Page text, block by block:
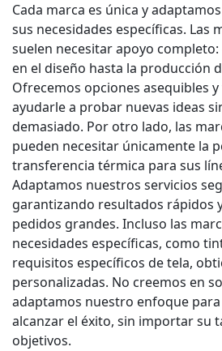
Cada marca es única y
sus necesidades específicas. Las
suelen necesitar apoyo
en el diseño hasta la producción
Ofrecemos opciones asequibles
ayudarle a probar nuevas ideas
demasiado. Por otro lado, las
pueden necesitar únicamente la
transferencia térmica para sus
Adaptamos nuestros servicios
garantizando resultados rápidos
pedidos grandes. Incluso las
necesidades específicas, como
requisitos específicos de tela,
personalizadas. No creemos en
adaptamos nuestro enfoque
alcanzar el éxito, sin importar su
objetivos.